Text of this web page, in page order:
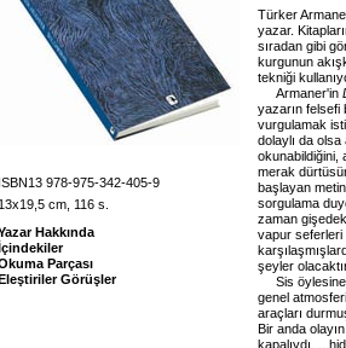
ISBN13 978-975-342-405-9
13x19,5 cm, 116 s.
Hakkında
Parçası
Görüşler
Türker
yazar.
sıradan gibi
kurgunun
tekniği
Armaner'in
yazarın felsefi
vurgulamak
dolaylı da olsa
okunabildiğini,
merak
başlayan
sorgulama
zaman
vapur seferleri
şeyler
Sis
genel
araçları
Bir anda
kapalıydı.